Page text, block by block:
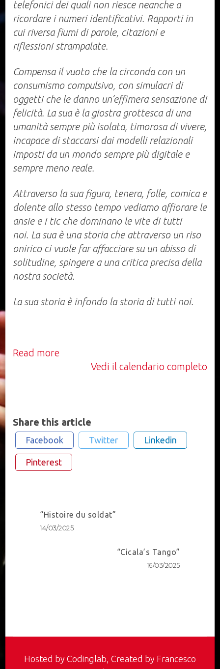
telefonici dei quali non riesce neanche a
ricordare i numeri identificativi. Rapporti in
cui riversa fiumi di parole, citazioni e
riflessioni strampalate.
Compensa il vuoto che la circonda con un
consumismo compulsivo, con simulacri di
oggetti che le danno un’effimera sensazione di
felicità. La sua è la giostra grottesca di una
umanità sempre più isolata, timorosa di vivere,
incapace di staccarsi dai modelli relazionali
imposti da un mondo sempre più digitale e
sempre meno reale.
Attraverso la sua figura, tenera, folle, comica e
dolente allo stesso tempo vediamo affiorare le
ansie e i tic che dominano le vite di tutti
noi. La sua è una storia che attraverso un riso
onirico ci vuole far affacciare su un abisso di
solitudine, spingere a una critica precisa della
nostra società.
La sua storia è infondo la storia di tutti noi.
Read more
Vedi il calendario completo
Share this article
Facebook Twitter Linkedin
Pinterest
Post
Navigation
“Histoire du soldat”
14/03/2025
“Cicala’s Tango”
16/03/2025
Hosted by Codinglab, Created by Francesco